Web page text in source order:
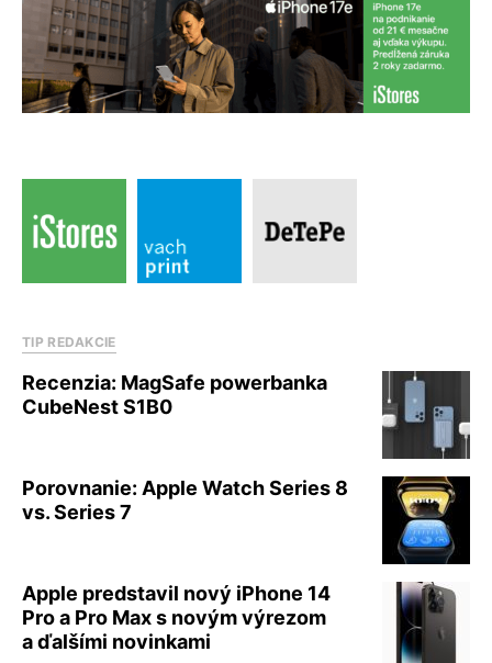
TIP REDAKCIE
Recenzia: MagSafe powerbanka
CubeNest S1B0
Porovnanie: Apple Watch Series 8
vs. Series 7
Apple predstavil nový iPhone 14
Pro a Pro Max s novým výrezom
a ďalšími novinkami